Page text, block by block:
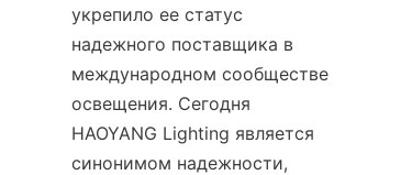
укрепило ее статус
надежного поставщика в
международном сообществе
освещения. Сегодня
HAOYANG Lighting является
синонимом надежности,